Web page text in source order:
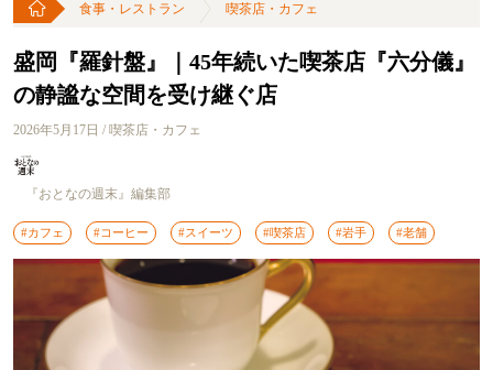
食事・レストラン 喫茶店・カフェ
盛岡『羅針盤』｜45年続いた喫茶店『六分儀』
の静謐な空間を受け継ぐ店
2026年5月17日 / 喫茶店・カフェ
『おとなの週末』編集部
#カフェ #コーヒー #スイーツ #喫茶店 #岩手 #老舗